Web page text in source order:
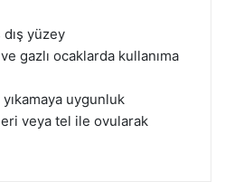
yüzey
gazlı ocaklarda kullanıma
uygunluk
veya tel ile ovularak